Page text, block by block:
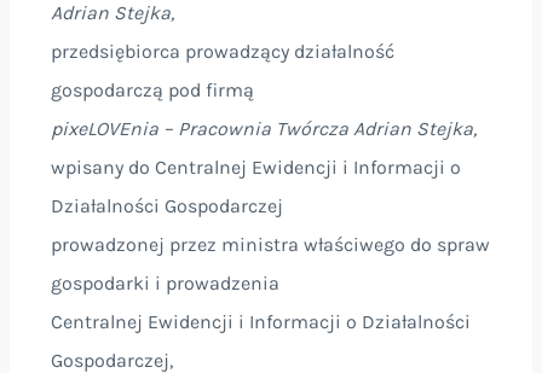
Adrian Stejka,
przedsiębiorca prowadzący działalność
gospodarczą pod firmą
pixeLOVEnia – Pracownia Twórcza Adrian Stejka,
wpisany do Centralnej Ewidencji i Informacji o
Działalności Gospodarczej
prowadzonej przez ministra właściwego do spraw
gospodarki i prowadzenia
Centralnej Ewidencji i Informacji o Działalności
Gospodarczej,